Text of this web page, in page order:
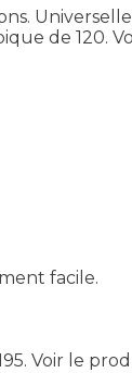
de 120.
facile.
Voir le